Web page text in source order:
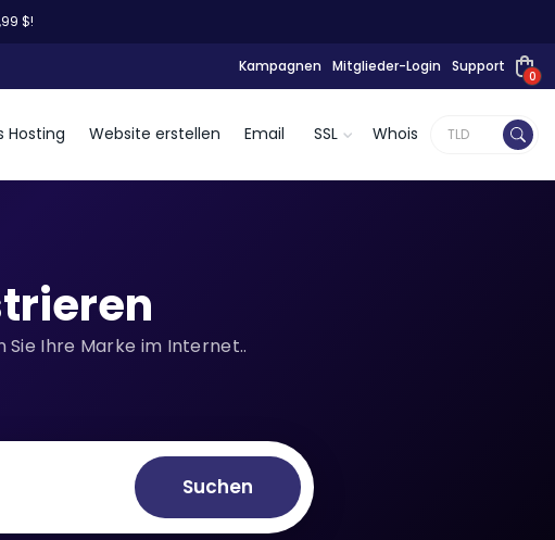
$!
Kampagnen Mitglieder-Login Support
0
Hosting Website erstellen Email SSL Whois
Ihre Marke im Internet..
Suchen